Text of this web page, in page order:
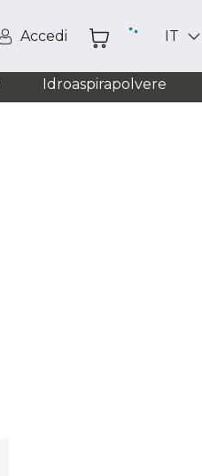
Accedi IT
Idroaspirapolvere